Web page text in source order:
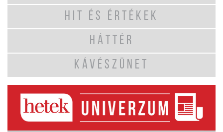
HIT ÉS ÉRTÉKEK
HÁTTÉR
KÁVÉSZÜNET